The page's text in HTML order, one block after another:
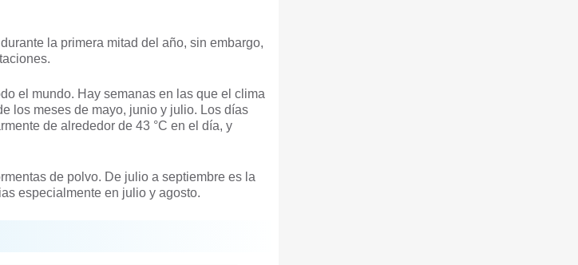
la primera mitad del año, sin embargo,
el mundo. Hay semanas en las que el clima
los meses de mayo, junio y julio. Los días
de alrededor de 43 °C en el día, y
de polvo. De julio a septiembre es la
especialmente en julio y agosto.